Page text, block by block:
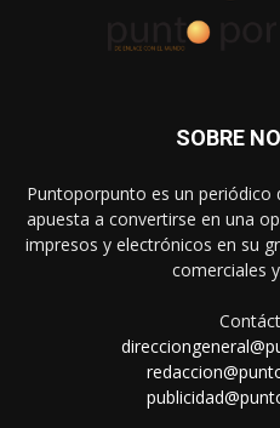
SOBRE
Puntoporpunto es un periódico
apuesta a convertirse en una
impresos y electrónicos en su
comerciales